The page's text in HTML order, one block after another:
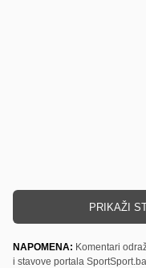
PRIKAŽI
NAPOMENA: Komentari
i stavove portala